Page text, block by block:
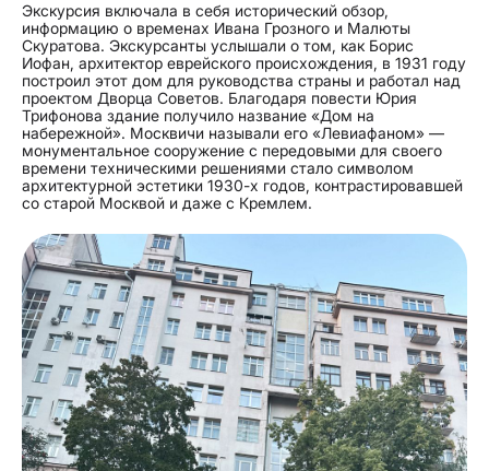
Экскурсия включала в себя исторический обзор,
информацию о временах Ивана Грозного и Малюты
Скуратова. Экскурсанты услышали о том, как Борис
Иофан, архитектор еврейского происхождения, в 1931 году
построил этот дом для руководства страны и работал над
проектом Дворца Советов. Благодаря повести Юрия
Трифонова здание получило название «Дом на
набережной». Москвичи называли его «Левиафаном» —
монументальное сооружение с передовыми для своего
времени техническими решениями стало символом
архитектурной эстетики 1930-х годов, контрастировавшей
со старой Москвой и даже с Кремлем.